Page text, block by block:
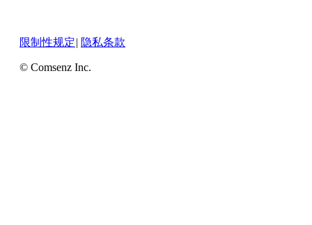
限制性规定| 隐私条款
© Comsenz Inc.